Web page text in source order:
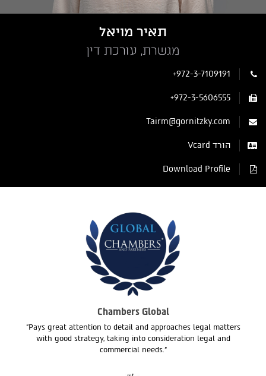
תאיר מויאל
מגשרת, עורכת דין
+972-3-7109191
+972-3-5606555
Tairm@gornitzky.com
הורד Vcard
Download Profile
Chambers Global
"Pays great attention to detail and approaches legal matters
with good strategy, taking into consideration legal and
commercial needs."